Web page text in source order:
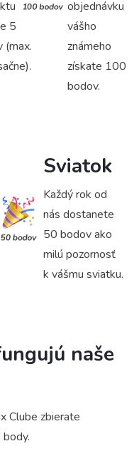
5
(max.
objednávku
vášho
známeho
získate 100
bodov.
Sviatok
Každý rok od
nás dostanete
50 bodov ako
milú pozornosť
k vášmu sviatku.
naše
Clube zbierate